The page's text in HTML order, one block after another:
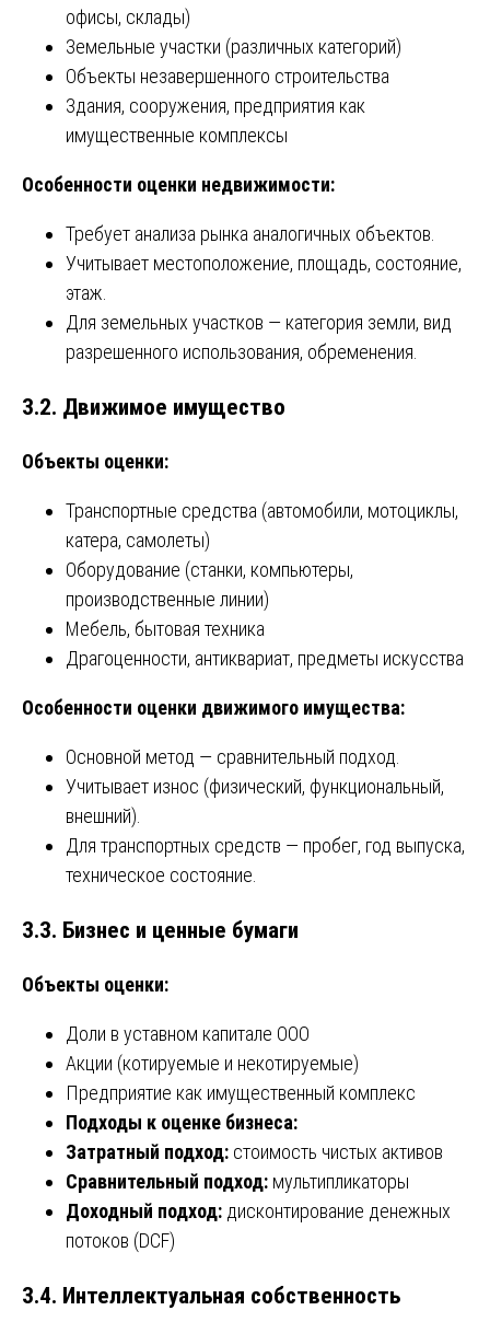
офисы, склады)
Земельные участки (различных категорий)
Объекты незавершенного строительства
Здания, сооружения, предприятия как
имущественные комплексы
Особенности оценки недвижимости:
Требует анализа рынка аналогичных объектов.
Учитывает местоположение, площадь, состояние,
этаж.
Для земельных участков — категория земли, вид
разрешенного использования, обременения.
3.2. Движимое имущество
Объекты оценки:
Транспортные средства (автомобили, мотоциклы,
катера, самолеты)
Оборудование (станки, компьютеры,
производственные линии)
Мебель, бытовая техника
Драгоценности, антиквариат, предметы искусства
Особенности оценки движимого имущества:
Основной метод — сравнительный подход.
Учитывает износ (физический, функциональный,
внешний).
Для транспортных средств — пробег, год выпуска,
техническое состояние.
3.3. Бизнес и ценные бумаги
Объекты оценки:
Доли в уставном капитале ООО
Акции (котируемые и некотируемые)
Предприятие как имущественный комплекс
Подходы к оценке бизнеса:
Затратный подход: стоимость чистых активов
Сравнительный подход: мультипликаторы
Доходный подход: дисконтирование денежных
потоков (DCF)
3.4. Интеллектуальная собственность